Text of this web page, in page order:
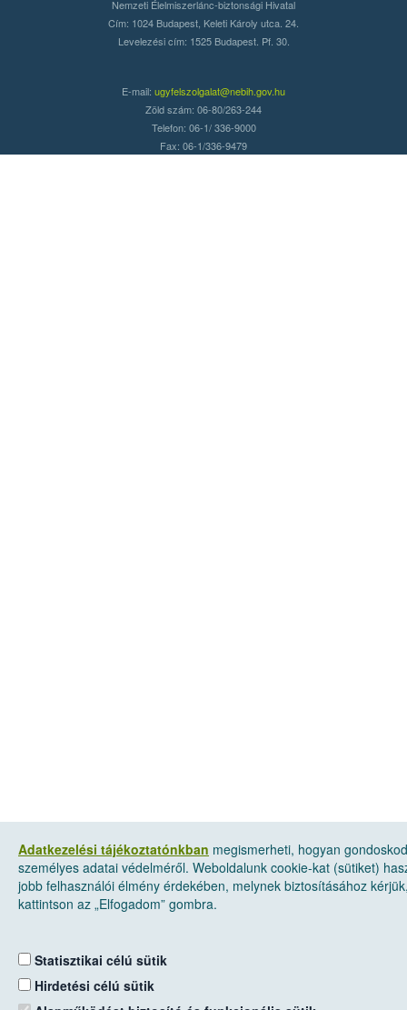
Adatkezelési tájékoztatónkban megismerheti, hogyan
személyes adatai védelméről. Weboldalunk cookie-kat (sütiket)
jobb felhasználói élmény érdekében, melynek biztosításához
kattintson az „Elfogadom” gombra.
Statisztikai célú sütik
Hirdetési célú sütik
Nemzeti Élelmiszerlánc-biztonsági Hivatal
Cím: 1024 Budapest, Keleti Károly utca. 24.
Levelezési cím: 1525 Budapest. Pf. 30.
E-mail: ugyfelszolgalat@nebih.gov.hu
Zöld szám: 06-80/263-244
Telefon: 06-1/ 336-9000
Fax: 06-1/336-9479